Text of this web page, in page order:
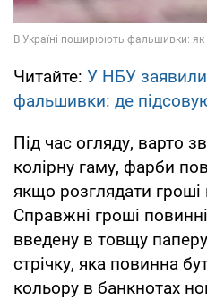
Читайте: У НБУ заявили
фальшивки: де
Під час огляду, варто
колірну гаму, фарби
якщо розглядати гроші
Справжні гроші
введену в товщу
стрічку, яка повинна
кольору в банкнотах